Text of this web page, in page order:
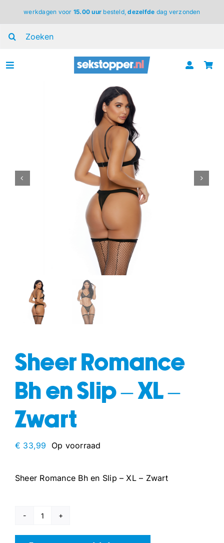
inhoud
werkdagen voor 15.00 uur besteld,dezelfde dag verzonden
Toggle
drogisterij
Sheer Romance
Bh en Slip – XL –
Zwart
€ 33,99 Op voorraad
Sheer Romance Bh en Slip – XL – Zwart
Sheer